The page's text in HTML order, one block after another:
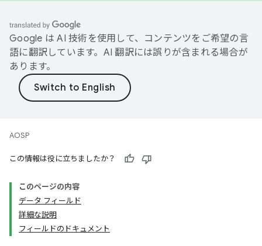
Google は AI 技術を使用して、コンテンツをご希望の言
語に翻訳しています。AI 翻訳には誤りが含まれる場合が
あります。
AOSP
この情報は役に立ちましたか？
このページの内容
データ フィールド
詳細な説明
フィールドのドキュメント